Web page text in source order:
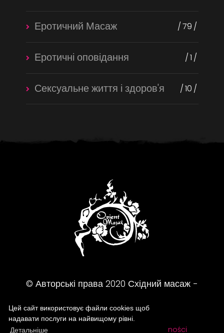
Цей сайт використовує файли cookies щоб
надавати послуги на найвищому рівні.
Детальніше
Еротичний Масаж 79
Еротичні оповідання 1
Сексуальне життя і здоров'я 10
© Авторські права 2020 Східний масаж -
FAQ Polityka prywatności